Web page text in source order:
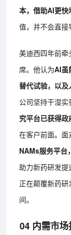
本，借助AI更快
值，并不会直接
美迪西四年前
席。他认为AI虽
替代试验，以
公司坚持干湿
究平台已获得政
在客户前面。
NAMs服务平台
助力新药研发提
正在颠覆新药
间。
04 内需市